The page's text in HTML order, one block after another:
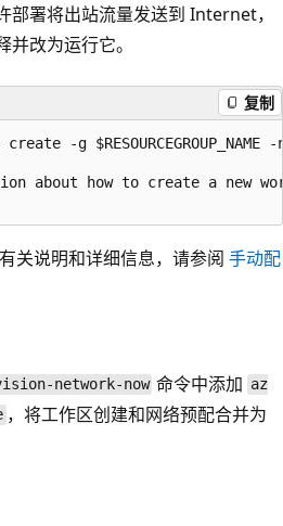
部署将出站流量发送到 Internet，
改为运行它。
复制
-g $RESOURCEGROUP_NAME
about how to create a new
关说明和详细信息，请参阅 手动配
network-now 命令中添加 az
，将工作区创建和网络预配合并为